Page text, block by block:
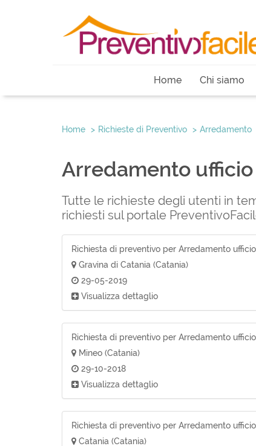
Home Chi siamo
Home Richieste di Preventivo Arredamento
Arredamento ufficio
Tutte le richieste degli utenti in
richiesti sul portale
Richiesta di preventivo per Arredamento ufficio
Gravina di Catania (Catania)
29-05-2019
Visualizza dettaglio
Richiesta di preventivo per Arredamento ufficio
Mineo (Catania)
29-10-2018
Visualizza dettaglio
Richiesta di preventivo per Arredamento ufficio
Catania (Catania)